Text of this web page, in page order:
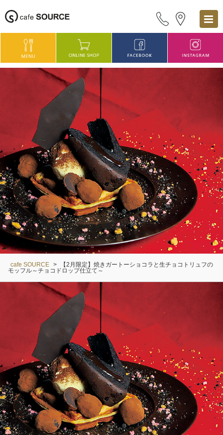
cafe SOURCE >
【2月限定】焼きガートーショコラと生チョコトリュフの
モッフル～チョコドロップ仕立て～